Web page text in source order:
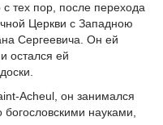
тех пор, после перехода
Церкви с Западною
Сергеевича. Он ей
остался ей
Acheul, он занимался
науками,